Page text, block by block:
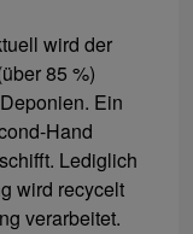
wird der
85 %)
Ein
Hand
Lediglich
wird recycelt
verarbeitet.